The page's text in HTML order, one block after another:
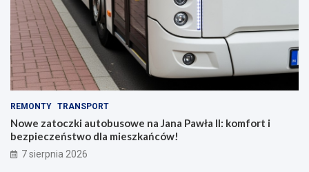
REMONTY TRANSPORT
Nowe zatoczki autobusowe na Jana Pawła II: komfort i
bezpieczeństwo dla mieszkańców!
7 sierpnia 2026